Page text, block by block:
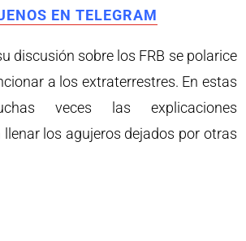
EN TELEGRAM
discusión sobre los FRB se polarice
a los extraterrestres. En estas
veces las explicaciones
los agujeros dejados por otras